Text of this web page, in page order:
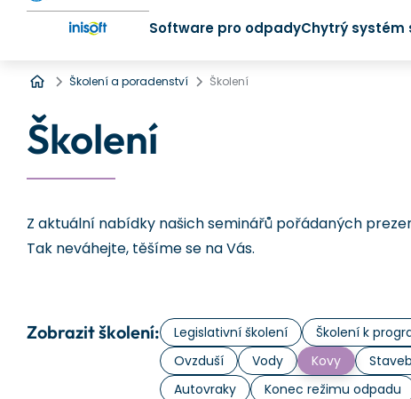
Software pro odpadyChytrý systém
Úvod
Školení a poradenství Školení
Školení
Z aktuální nabídky našich seminářů pořádaných
Tak neváhejte, těšíme se na Vás.
Zobrazit školení: Legislativní školení Školení k
Ovzduší
Vody Kovy
Autovraky
Konec režimu odpadu